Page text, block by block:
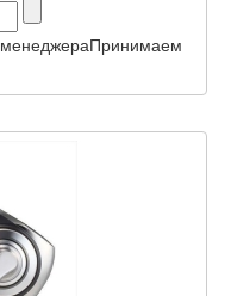
менеджераПринимаем